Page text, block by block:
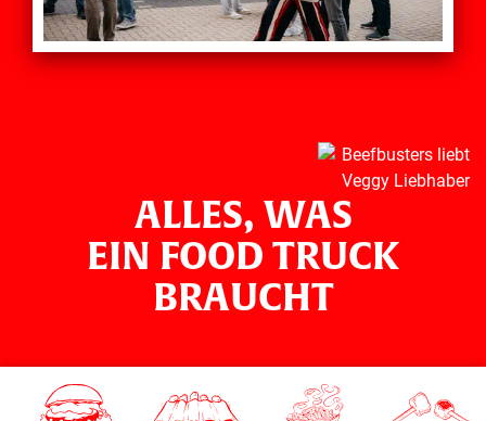
ALLES, WAS
EIN FOOD TRUCK
BRAUCHT